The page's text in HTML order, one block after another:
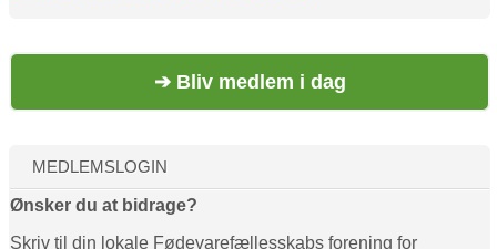
➔ Bliv medlem i dag
MEDLEMSLOGIN
Ønsker du at bidrage?
Skriv til din lokale Fødevarefællesskabs forening for